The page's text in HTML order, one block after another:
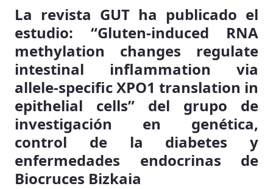
La revista GUT ha publicado el
estudio: “Gluten-induced RNA
methylation changes regulate
intestinal inflammation via
allele-specific XPO1 translation in
epithelial cells” del grupo de
investigación en genética,
control de la diabetes y
enfermedades endocrinas de
Biocruces Bizkaia